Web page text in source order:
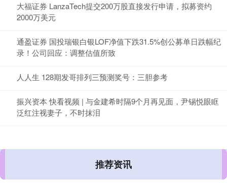
大福证券 LanzaTech提交200万股直接发行申请，拟募资约
2000万美元
通盈证券 国投瑞银白银LOF净值下跌31.5%创公募单日跌幅纪
录！公司回应：调整估值所致
人人生 128期发哥排列三预测奖号：三胆参考
振兴资本 快看视频 | 与金建希时隔9个月再见面，尹锡悦眼眶
泛红注视妻子，不时抹泪
推荐资讯